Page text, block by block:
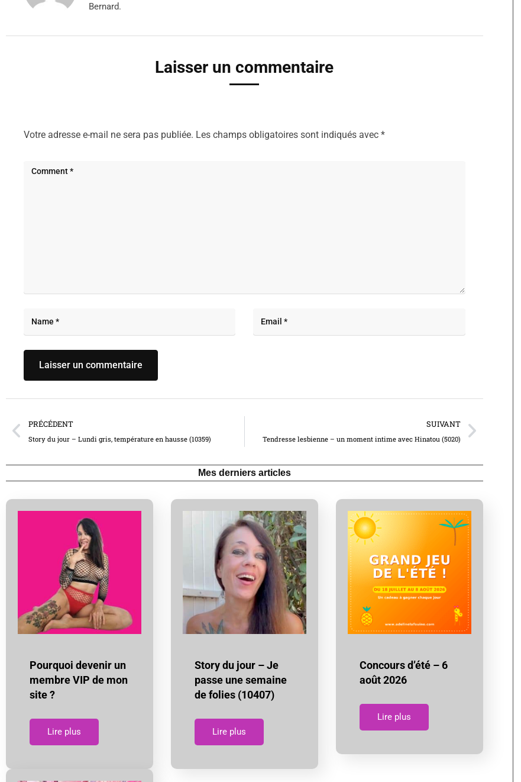
Bernard.
Laisser un commentaire
Votre adresse e-mail ne sera pas publiée. Les champs obligatoires sont indiqués avec *
PRÉCÉDENT
Story du jour – Lundi gris, température en hausse (10359)
SUIVANT
Tendresse lesbienne – un moment intime avec Hinatou (5020)
Mes derniers articles
Pourquoi devenir un
membre VIP de mon
site ?
Lire plus
Story du jour – Je
passe une semaine
de folies (10407)
Lire plus
Concours d’été – 6
août 2026
Lire plus